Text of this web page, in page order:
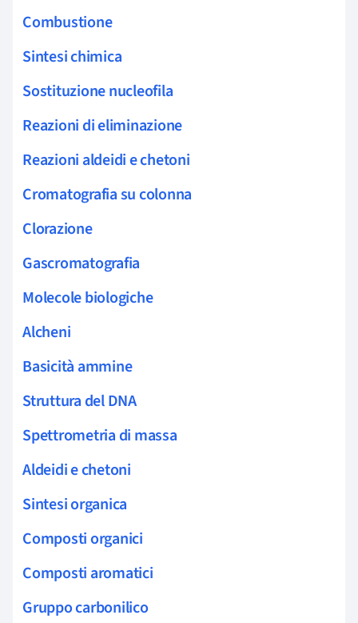
Combustione
Sintesi chimica
Sostituzione nucleofila
Reazioni di eliminazione
Reazioni aldeidi e chetoni
Cromatografia su colonna
Clorazione
Gascromatografia
Molecole biologiche
Alcheni
Basicità ammine
Struttura del DNA
Spettrometria di massa
Aldeidi e chetoni
Sintesi organica
Composti organici
Composti aromatici
Gruppo carbonilico